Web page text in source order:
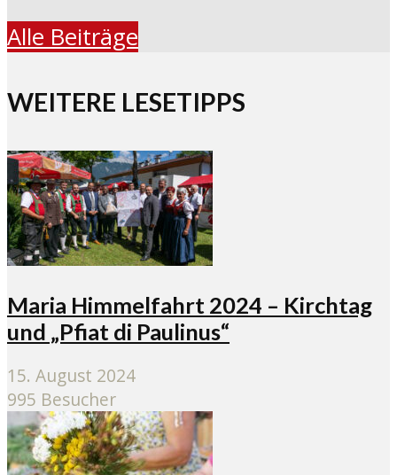
Alle Beiträge
WEITERE LESETIPPS
Maria Himmelfahrt 2024 – Kirchtag
und „Pfiat di Paulinus“
15. August 2024
995 Besucher